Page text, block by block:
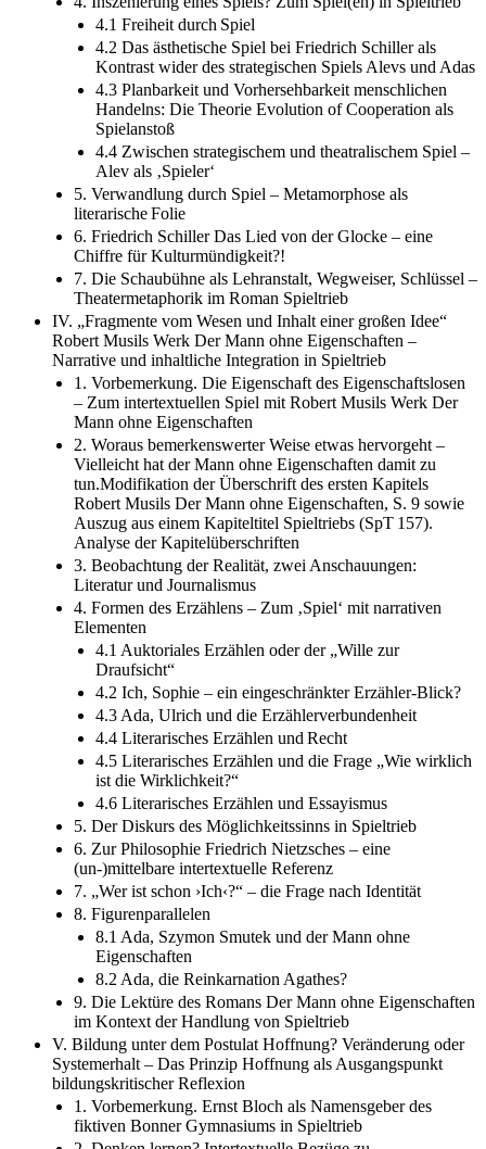
4.1 Freiheit durch Spiel
4.2 Das ästhetische Spiel bei Friedrich Schiller als
Kontrast wider des strategischen Spiels Alevs und Adas
4.3 Planbarkeit und Vorhersehbarkeit menschlichen
Handelns: Die Theorie Evolution of Cooperation als
Spielanstoß
4.4 Zwischen strategischem und theatralischem Spiel –
Alev als ‚Spieler‘
5. Verwandlung durch Spiel – Metamorphose als
literarische Folie
6. Friedrich Schiller Das Lied von der Glocke – eine
Chiffre für Kulturmündigkeit?!
7. Die Schaubühne als Lehranstalt, Wegweiser, Schlüssel –
Theatermetaphorik im Roman Spieltrieb
IV. „Fragmente vom Wesen und Inhalt einer großen Idee“
Robert Musils Werk Der Mann ohne Eigenschaften –
Narrative und inhaltliche Integration in Spieltrieb
1. Vorbemerkung. Die Eigenschaft des Eigenschaftslosen
– Zum intertextuellen Spiel mit Robert Musils Werk Der
Mann ohne Eigenschaften
2. Woraus bemerkenswerter Weise etwas hervorgeht –
Vielleicht hat der Mann ohne Eigenschaften damit zu
tun.Modifikation der Überschrift des ersten Kapitels
Robert Musils Der Mann ohne Eigenschaften, S. 9 sowie
Auszug aus einem Kapiteltitel Spieltriebs (SpT 157).
Analyse der Kapitelüberschriften
3. Beobachtung der Realität, zwei Anschauungen:
Literatur und Journalismus
4. Formen des Erzählens – Zum ‚Spiel‘ mit narrativen
Elementen
4.1 Auktoriales Erzählen oder der „Wille zur
Draufsicht“
4.2 Ich, Sophie – ein eingeschränkter Erzähler-Blick?
4.3 Ada, Ulrich und die Erzählerverbundenheit
4.4 Literarisches Erzählen und Recht
4.5 Literarisches Erzählen und die Frage „Wie wirklich
ist die Wirklichkeit?“
4.6 Literarisches Erzählen und Essayismus
5. Der Diskurs des Möglichkeitssinns in Spieltrieb
6. Zur Philosophie Friedrich Nietzsches – eine
(un-)mittelbare intertextuelle Referenz
7. „Wer ist schon ›Ich‹?“ – die Frage nach Identität
8. Figurenparallelen
8.1 Ada, Szymon Smutek und der Mann ohne
Eigenschaften
8.2 Ada, die Reinkarnation Agathes?
9. Die Lektüre des Romans Der Mann ohne Eigenschaften
im Kontext der Handlung von Spieltrieb
V. Bildung unter dem Postulat Hoffnung? Veränderung oder
Systemerhalt – Das Prinzip Hoffnung als Ausgangspunkt
bildungskritischer Reflexion
1. Vorbemerkung. Ernst Bloch als Namensgeber des
fiktiven Bonner Gymnasiums in Spieltrieb